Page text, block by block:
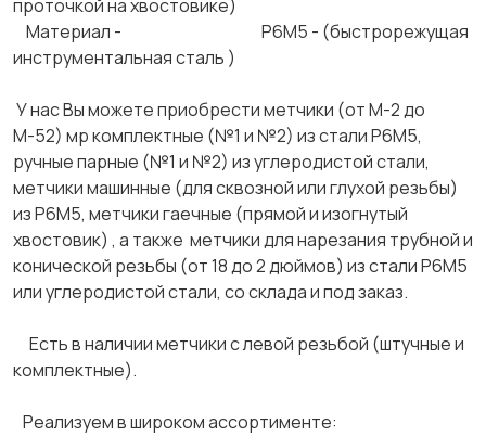
проточкой на хвостовике)
Материал - Р6М5 - (быстрорежущая
инструментальная сталь )
У нас Вы можете приобрести метчики (от М-2 до
М-52) мр комплектные (№1 и №2) из стали Р6М5,
ручные парные (№1 и №2) из углеродистой стали,
метчики машинные (для сквозной или глухой резьбы)
из Р6М5, метчики гаечные (прямой и изогнутый
хвостовик) , а также метчики для нарезания трубной и
конической резьбы (от 18 до 2 дюймов) из стали Р6М5
или углеродистой стали, со склада и под заказ.
Есть в наличии метчики с левой резьбой (штучные и
комплектные).
Реализуем в широком ассортименте: